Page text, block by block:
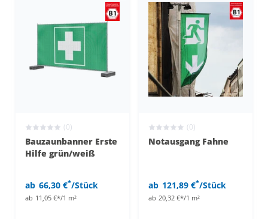
(0)
Bauzaunbanner Erste
Hilfe grün/weiß
ab 66,30 €*/Stück
ab 11,05 €*/1 m²
(0)
Notausgang Fahne
ab 121,89 €*/Stück
ab 20,32 €*/1 m²